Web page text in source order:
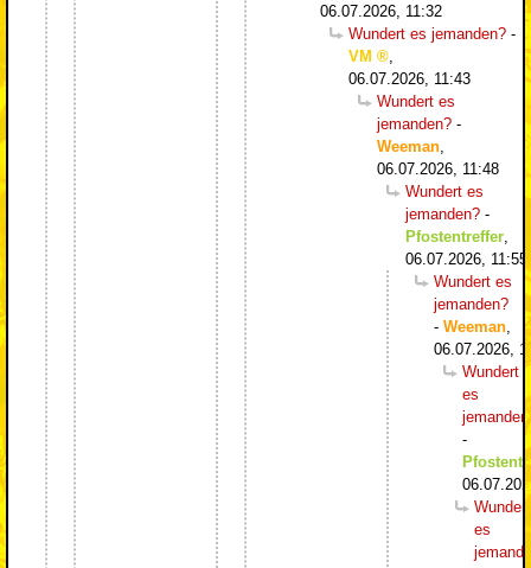
06.07.2026, 11:32
Wundert es jemanden? -
VM
,
06.07.2026, 11:43
Wundert es
jemanden? -
Weeman,
06.07.2026, 11:48
Wundert es
jemanden? -
Pfostentreffer,
06.07.2026, 11:55
Wundert es
jemanden?
- Weeman,
06.07.2026,
Wundert
es
-
Wundert
es